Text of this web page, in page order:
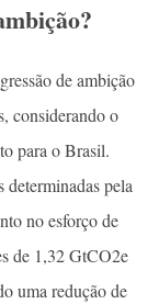
de ambição
considerando o
para o Brasil.
determinadas pela
no esforço de
de 1,32 GtCO2e
uma redução de